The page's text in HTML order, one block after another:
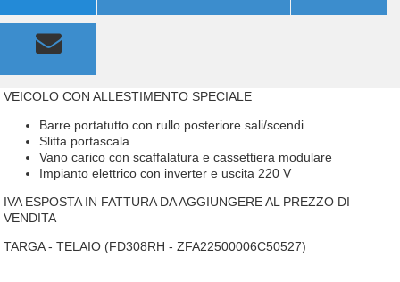

VEICOLO CON ALLESTIMENTO SPECIALE
Barre portatutto con rullo posteriore sali/scendi
Slitta portascala
Vano carico con scaffalatura e cassettiera modulare
Impianto elettrico con inverter e uscita 220 V
IVA ESPOSTA IN FATTURA DA AGGIUNGERE AL PREZZO DI
VENDITA
TARGA - TELAIO (FD308RH - ZFA22500006C50527)